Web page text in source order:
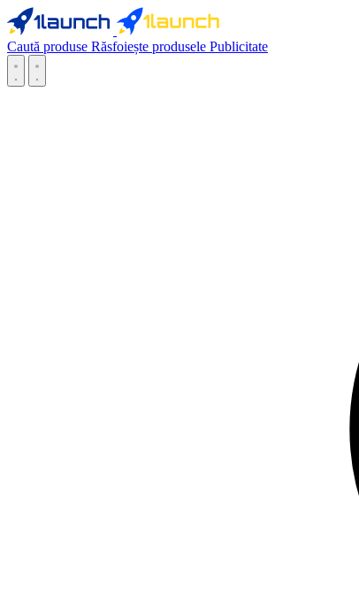
Caută produse Răsfoiește produsele Publicitate